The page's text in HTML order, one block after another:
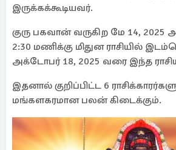
இருக்கக்கூடியவர்.
குரு பகவான் வருகிற மே 14,
2:30 மணிக்கு மிதுன ராசியில்
அக்டோபர் 18, 2025 வரை இந்த
இதனால் குறிப்பிட்ட 6
மங்களகரமான பலன் கிடைக்கும்.